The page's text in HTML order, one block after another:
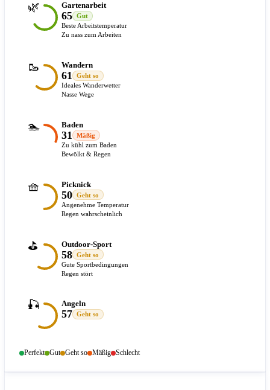
🌿 Gartenarbeit
65
Gut
Beste Arbeitstemperatur
Zu nass zum Arbeiten
🥾 Wandern
61
Geht so
Ideales Wanderwetter
Nasse Wege
🏊 Baden
31
Mäßig
Zu kühl zum Baden
Bewölkt & Regen
🧺 Picknick
50
Geht so
Angenehme Temperatur
Regen wahrscheinlich
⛳ Outdoor-Sport
58
Geht so
Gute Sportbedingungen
Regen stört
🎣 Angeln
57 Geht so
Perfekt Gut Geht so Mäßig Schlecht